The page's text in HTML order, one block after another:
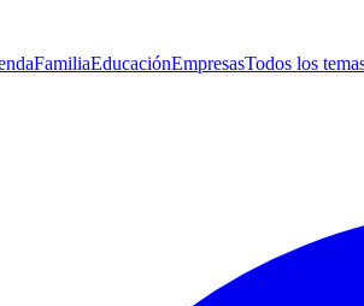
FamiliaEducaciónEmpresasTodos los